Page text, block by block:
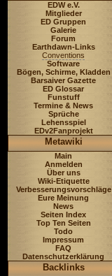
EDW e.V.
Mitglieder
ED Gruppen
Galerie
Forum
Earthdawn-Links
Conventions
Software
Bögen, Schirme, Kladden
Barsaiver Gazette
ED Glossar
Funstuff
Termine & News
Sprüche
Lehensspiel
EDv2Fanprojekt
Metawiki
Main
Anmelden
Über uns
Wiki-Etiquette
Verbesserungsvorschläge
Eure Meinung
News
Seiten Index
Top Ten Seiten
Todo
Impressum
FAQ
Datenschutzerklärung
Backlinks